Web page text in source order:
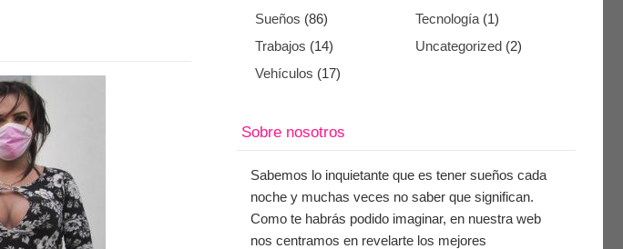
Sueños (86) Tecnología (1)
Trabajos (14) Uncategorized (2)
Vehículos (17)
Sobre nosotros
Sabemos lo inquietante que es tener sueños cada
noche y muchas veces no saber que significan.
Como te habrás podido imaginar, en nuestra web
nos centramos en revelarte los mejores